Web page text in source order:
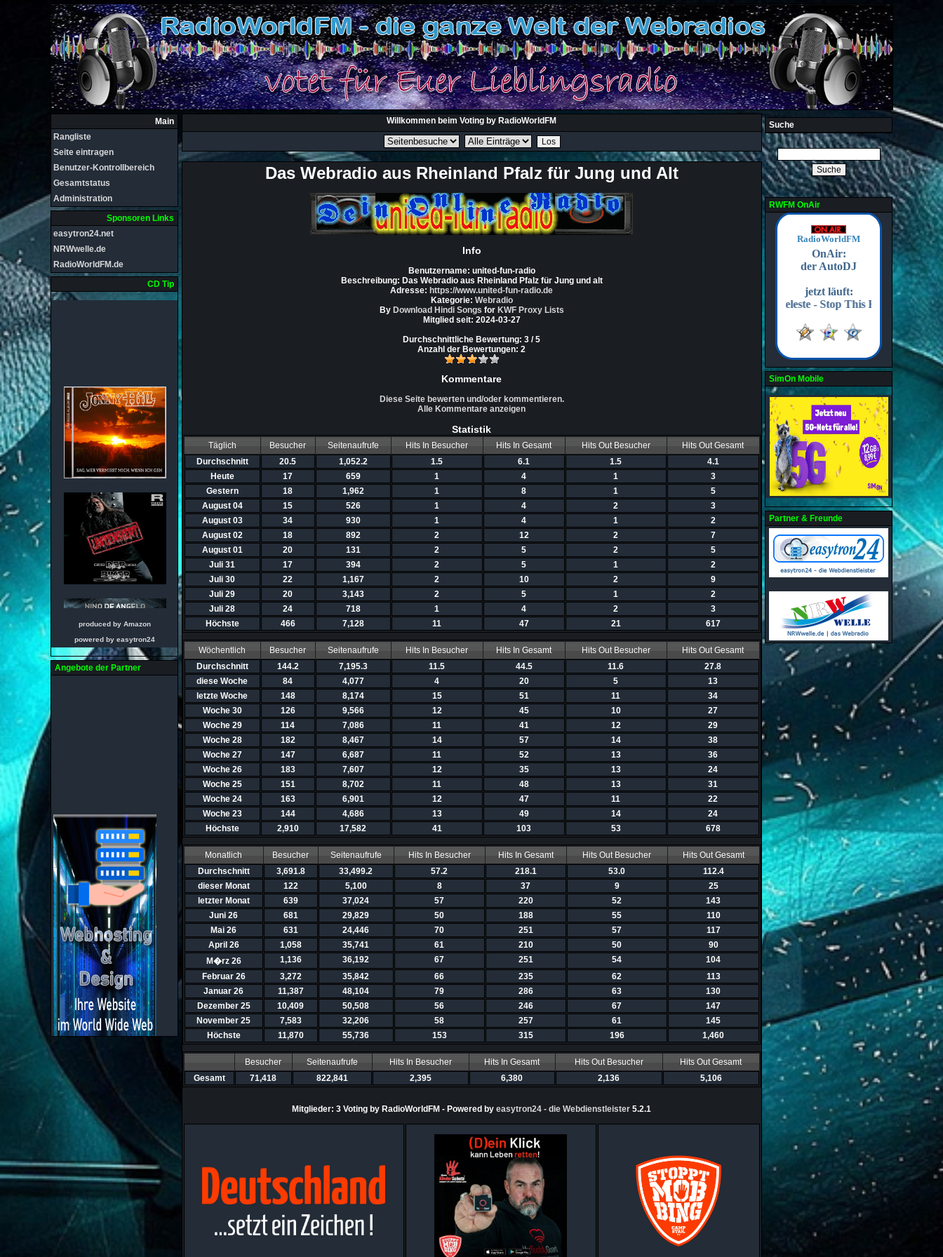
Main
Rangliste
Seite eintragen
Benutzer-Kontrollbereich
Gesamtstatus
Administration
Sponsoren Links
easytron24.net
NRWwelle.de
RadioWorldFM.de
CD Tip
produced by Amazon
powered by easytron24
Angebote der Partner
Willkommen beim Voting by RadioWorldFM
Das Webradio aus Rheinland Pfalz für Jung und Alt
Info
Benutzername: united-fun-radio
Beschreibung: Das Webradio aus Rheinland Pfalz für Jung und alt
Adresse: https://www.united-fun-radio.de
Kategorie: Webradio
By Download Hindi Songs for KWF Proxy Lists
Mitglied seit: 2024-03-27
Durchschnittliche Bewertung: 3 / 5
Anzahl der Bewertungen: 2
Kommentare
Diese Seite bewerten und/oder kommentieren.
Alle Kommentare anzeigen
Statistik
Täglich Besucher Seitenaufrufe Hits In Besucher Hits In Gesamt Hits Out Besucher
Hits Out Gesamt
Durchschnitt
20.5 1,052.2 1.5 6.1 1.5
4.1
Heute
17 659 1 4 1
3
Gestern
18 1,962 1 8 1
5
August 04
15 526 1 4 2
3
August 03
34 930 1 4 1
2
August 02
18 892 2 12 2
7
August 01
20 131 2 5 2
5
Juli 31
17 394 2 5 1
2
Juli 30
22 1,167 2 10 2
9
Juli 29
20 3,143 2 5 1
2
Juli 28
24 718 1 4 2
3
Höchste
466 7,128 11 47 21 617
Wöchentlich Besucher Seitenaufrufe Hits In Besucher Hits In Gesamt Hits Out Besucher
Hits Out Gesamt
Durchschnitt
144.2 7,195.3 11.5 44.5 11.6
27.8
diese Woche
84 4,077 4 20 5
13
letzte Woche
148 8,174 15 51 11
34
Woche 30
126 9,566 12 45 10
27
Woche 29
114 7,086 11 41 12
29
Woche 28
182 8,467 14 57 14
38
Woche 27
147 6,687 11 52 13
36
Woche 26
183 7,607 12 35 13
24
Woche 25
151 8,702 11 48 13
31
Woche 24
163 6,901 12 47 11
22
Woche 23
144 4,686 13 49 14
24
Höchste
2,910 17,582 41 103 53 678
Monatlich Besucher Seitenaufrufe Hits In Besucher Hits In Gesamt Hits Out Besucher
Hits Out Gesamt
Durchschnitt
3,691.8 33,499.2 57.2 218.1 53.0
112.4
dieser Monat
122 5,100 8 37 9
25
letzter Monat
639 37,024 57 220 52
143
Juni 26
681 29,829 50 188 55
110
Mai 26
631 24,446 70 251 57
117
April 26
1,058 35,741 61 210 50
90
M�rz 26
1,136 36,192 67 251 54
104
Februar 26
3,272 35,842 66 235 62
113
Januar 26
11,387 48,104 79 286 63
130
Dezember 25
10,409 50,508 56 246 67
147
November 25
7,583 32,206 58 257 61
145
Höchste
11,870 55,736 153 315 196 1,460
Besucher Seitenaufrufe Hits In Besucher Hits In Gesamt Hits Out Besucher
Hits Out Gesamt
Gesamt
71,418 822,841 2,395 6,380 2,136 5,106
Mitglieder: 3 Voting by RadioWorldFM - Powered by easytron24 - die Webdienstleister 5.2.1
Suche
RWFM OnAir
SimOn Mobile
Partner & Freunde